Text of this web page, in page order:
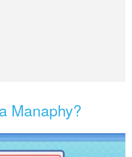
Manaphy?